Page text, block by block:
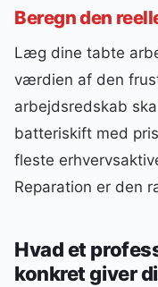
Beregn den
Læg dine tabte
værdien af den
arbejdsredskab
batteriskift med
fleste
Reparation er den
Hvad et
konkret giver